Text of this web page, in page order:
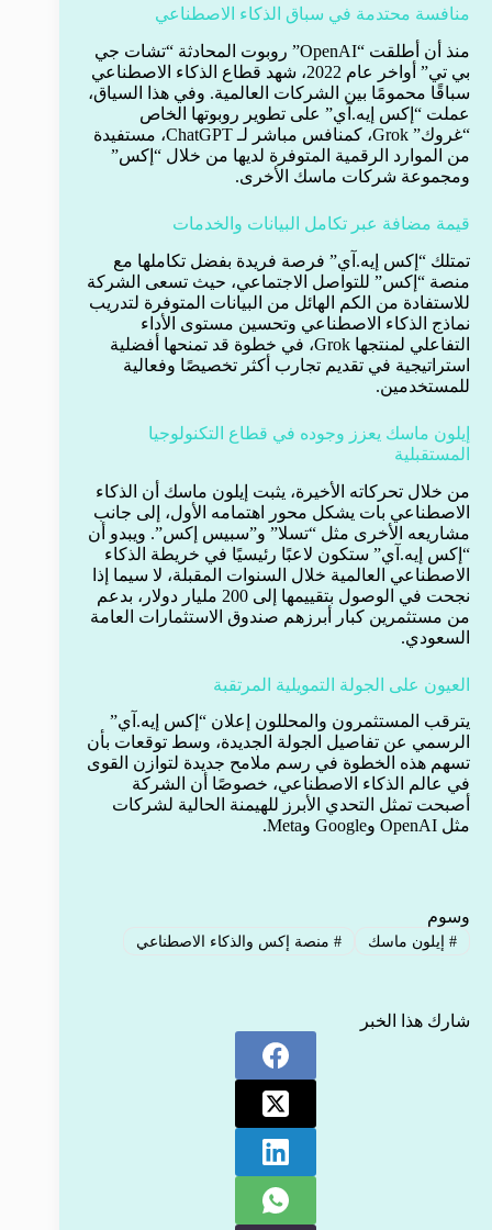
منافسة محتدمة في سباق الذكاء الاصطناعي
منذ أن أطلقت “OpenAI” روبوت المحادثة “تشات جي
بي تي” أواخر عام 2022، شهد قطاع الذكاء الاصطناعي
سباقًا محمومًا بين الشركات العالمية. وفي هذا السياق،
عملت “إكس إيه.آي” على تطوير روبوتها الخاص
“غروك” Grok، كمنافس مباشر لـ ChatGPT، مستفيدة
من الموارد الرقمية المتوفرة لديها من خلال “إكس”
ومجموعة شركات ماسك الأخرى.
قيمة مضافة عبر تكامل البيانات والخدمات
تمتلك “إكس إيه.آي” فرصة فريدة بفضل تكاملها مع
منصة “إكس” للتواصل الاجتماعي، حيث تسعى الشركة
للاستفادة من الكم الهائل من البيانات المتوفرة لتدريب
نماذج الذكاء الاصطناعي وتحسين مستوى الأداء
التفاعلي لمنتجها Grok، في خطوة قد تمنحها أفضلية
استراتيجية في تقديم تجارب أكثر تخصيصًا وفعالية
للمستخدمين.
إيلون ماسك يعزز وجوده في قطاع التكنولوجيا
المستقبلية
من خلال تحركاته الأخيرة، يثبت إيلون ماسك أن الذكاء
الاصطناعي بات يشكل محور اهتمامه الأول، إلى جانب
مشاريعه الأخرى مثل “تسلا” و”سبيس إكس”. ويبدو أن
“إكس إيه.آي” ستكون لاعبًا رئيسيًا في خريطة الذكاء
الاصطناعي العالمية خلال السنوات المقبلة، لا سيما إذا
نجحت في الوصول بتقييمها إلى 200 مليار دولار، بدعم
من مستثمرين كبار أبرزهم صندوق الاستثمارات العامة
السعودي.
العيون على الجولة التمويلية المرتقبة
يترقب المستثمرون والمحللون إعلان “إكس إيه.آي”
الرسمي عن تفاصيل الجولة الجديدة، وسط توقعات بأن
تسهم هذه الخطوة في رسم ملامح جديدة لتوازن القوى
في عالم الذكاء الاصطناعي، خصوصًا أن الشركة
أصبحت تمثل التحدي الأبرز للهيمنة الحالية لشركات
مثل OpenAI وGoogle وMeta.
وسوم
#إيلون ماسك #منصة إكس والذكاء الاصطناعي
شارك هذا الخبر